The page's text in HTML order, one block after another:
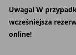
Uwaga! W
wcześniejsza
online!